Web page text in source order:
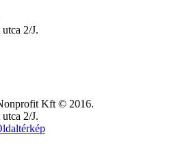
2/J.
Kft © 2016.
2/J.